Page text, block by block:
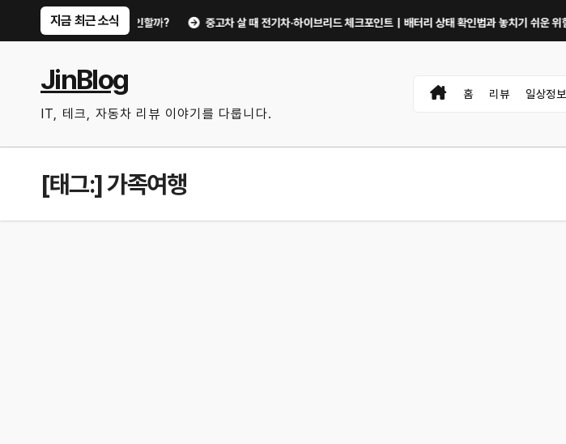
지금 최근 소식
검 루틴, 무엇부터 확인할까? 중고차 살 때 전기차·하이브리드 체크포인트｜배터리 상태 확인법과 놓치기 쉬운 위험 신호
JinBlog
IT, 테크, 자동차 리뷰 이야기를 다룹니다.
홈 리뷰 일상정보
[태그:]가족여행